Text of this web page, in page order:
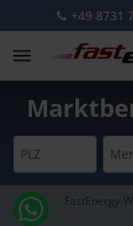
+49 8731
PLZ
FastEnergy-